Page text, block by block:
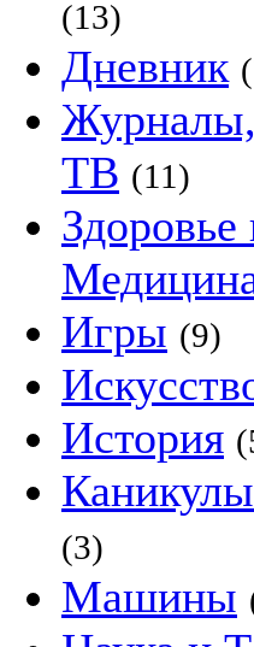
(13)
Дневник
ТВ (11)
Здоровье
Игры (9)
История
(3)
Машины